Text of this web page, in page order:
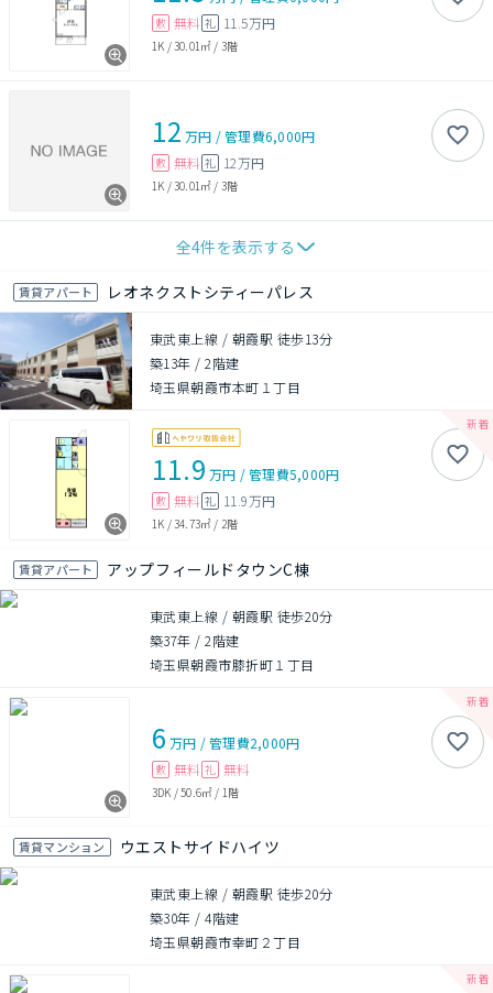
敷 無料 礼 11.5万円
1K /30.01㎡ / 3階
12 万円 /管理費6,000円
敷 無料 礼 12万円
1K /30.01㎡ / 3階
全4件を表示する
賃貸アパート レオネクストシティーパレス
東武東上線 / 朝霞駅 徒歩13分
築13年 /2階建
埼玉県朝霞市本町１丁目
11.9 万円 /管理費5,000円
敷 無料 礼 11.9万円
1K /34.73㎡ / 2階
賃貸アパート アップフィールドタウンC棟
東武東上線 / 朝霞駅 徒歩20分
築37年 /2階建
埼玉県朝霞市膝折町１丁目
6 万円 /管理費2,000円
敷 無料 礼 無料
3DK /50.6㎡ / 1階
賃貸マンション ウエストサイドハイツ
東武東上線 / 朝霞駅 徒歩20分
築30年 /4階建
埼玉県朝霞市幸町２丁目